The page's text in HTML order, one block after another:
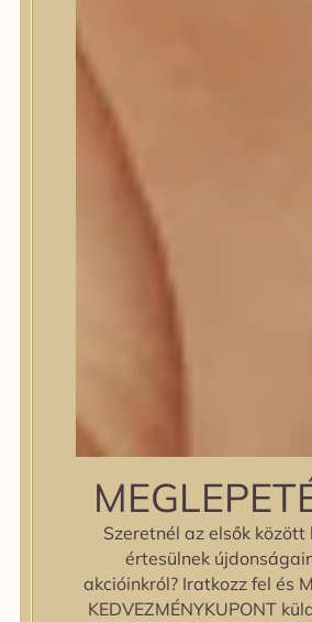
Skin&Lab
SKIN1004
Sungboon Editor
The Plant Base
YUNJAC
Bőrállapot
Bőrállapot
Bőrtípus
Bőrtípus
Kombinált
Szeretnél az elsők között
értesülnek
akcióinkról? Iratkozz fel és
KEDVEZMÉNYKUPONT